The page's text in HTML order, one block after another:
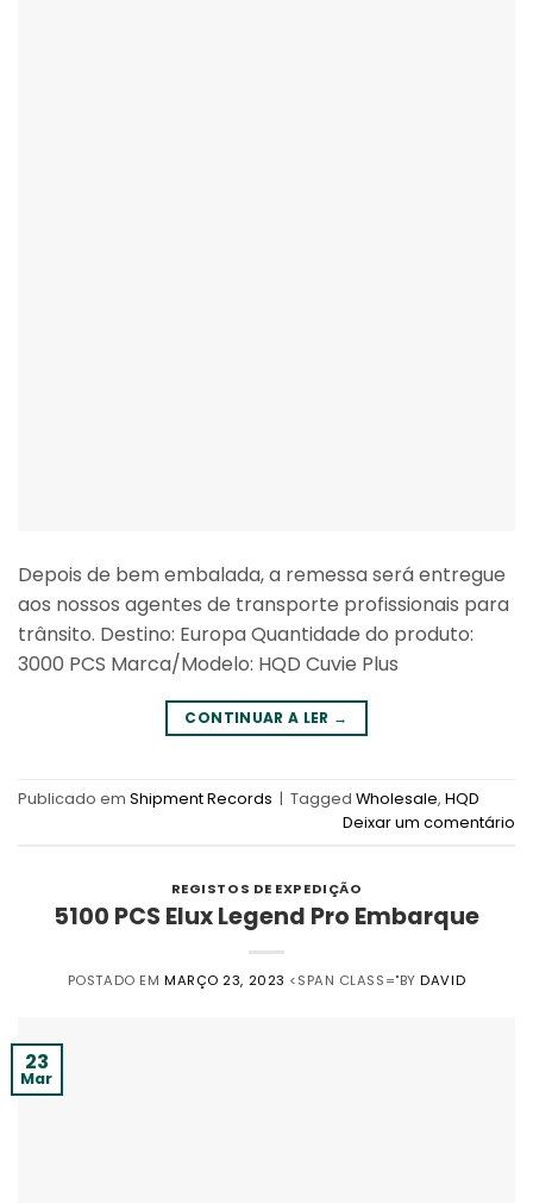
Depois de bem embalada, a remessa será entregue
aos nossos agentes de transporte profissionais para
trânsito. Destino: Europa Quantidade do produto:
3000 PCS Marca/Modelo: HQD Cuvie Plus
CONTINUAR A LER →
Publicado em Shipment Records | Tagged Wholesale, HQD
Deixar um comentário
REGISTOS DE EXPEDIÇÃO
5100 PCS Elux Legend Pro Embarque
POSTADO EM MARÇO 23, 2023 <SPAN CLASS="BYDAVID
23
Mar